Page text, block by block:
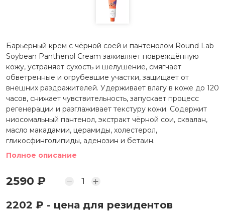
Барьерный крем с чёрной соей и пантенолом Round Lab
Soybean Panthenol Cream заживляет повреждённую
кожу, устраняет сухость и шелушение, смягчает
обветренные и огрубевшие участки, защищает от
внешних раздражителей. Удерживает влагу в коже до 120
часов, снижает чувствительность, запускает процесс
регенерации и разглаживает текстуру кожи. Содержит
ниосомальный пантенол, экстракт чёрной сои, сквалан,
масло макадамии, церамиды, холестерол,
гликосфинголипиды, аденозин и бетаин.
Полное описание
2590 ₽
2202 ₽ - цена для резидентов